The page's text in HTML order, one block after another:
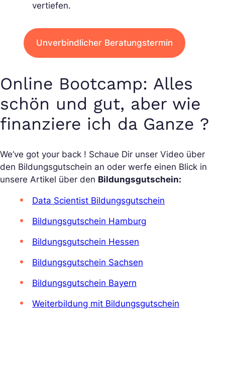
vertiefen.
Unverbindlicher Beratungstermin
Online Bootcamp: Alles
schön und gut, aber wie
finanziere ich da Ganze ?
We’ve got your back ! Schaue Dir unser Video über
den Bildungsgutschein an oder werfe einen Blick in
unsere Artikel über den Bildungsgutschein:
Data Scientist Bildungsgutschein
Bildungsgutschein Hamburg
Bildungsgutschein Hessen
Bildungsgutschein Sachsen
Bildungsgutschein Bayern
Weiterbildung mit Bildungsgutschein